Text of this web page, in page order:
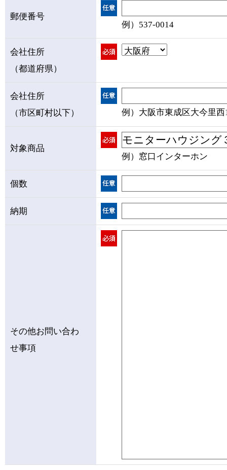
郵便番号
例）537-0014
会社住所
（都道府県）
会社住所
（市区町村以下）
例）大阪市東成区大今里西
対象商品
例）窓口インターホン
個数
納期
その他お問い合わ
せ事項